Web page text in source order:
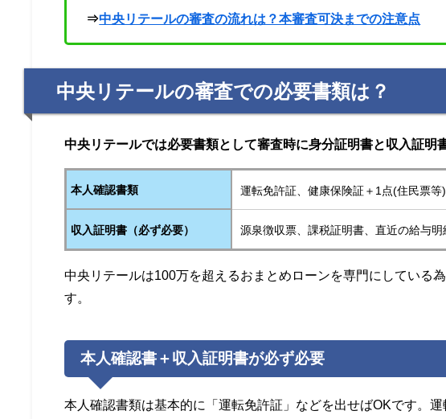
⇒中央リテールの審査の流れは？本審査可決までの注意点
中央リテールの審査での必要書類は？
中央リテールでは必要書類として審査時に身分証明書と収入証明
本人確認書類 運転免許証、健康保険証＋1点(住民票
収入証明書（必ず必要） 源泉徴収票、課税証明書、直近の給与
中央リテールは100万を超えるおまとめローンを専門にしている
す。
本人確認書＋収入証明書が必ず必要
本人確認書類は基本的に「運転免許証」などを出せばOKです。